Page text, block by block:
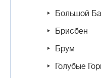
Большой
Брисбен
Брум
Голубые